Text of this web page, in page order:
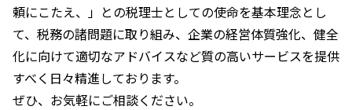
頼にこたえ、」との税理士としての使命を基本理念とし
て、税務の諸問題に取り組み、企業の経営体質強化、健全
化に向けて適切なアドバイスなど質の高いサービスを提供
すべく日々精進しております。
ぜひ、お気軽にご相談ください。